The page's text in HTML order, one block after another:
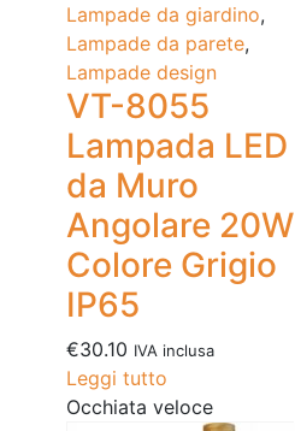
Lampade da giardino,
Lampade da parete,
Lampade design
VT-8055
Lampada LED
da Muro
Angolare 20W
Colore Grigio
IP65
€30.10 IVA inclusa
Leggi tutto
Occhiata veloce